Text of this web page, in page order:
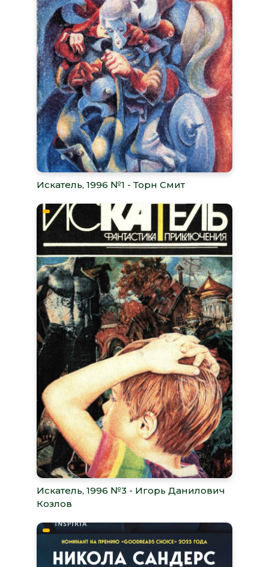
Искатель, 1996 №1 - Торн Смит
Искатель, 1996 №3 - Игорь Данилович
Козлов